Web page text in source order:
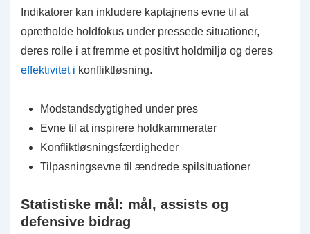
Indikatorer kan inkludere kaptajnens evne til at
opretholde holdfokus under pressede situationer,
deres rolle i at fremme et positivt holdmiljø og deres
effektivitet i konfliktløsning.
Modstandsdygtighed under pres
Evne til at inspirere holdkammerater
Konfliktløsningsfærdigheder
Tilpasningsevne til ændrede spilsituationer
Statistiske mål: mål, assists og
defensive bidrag